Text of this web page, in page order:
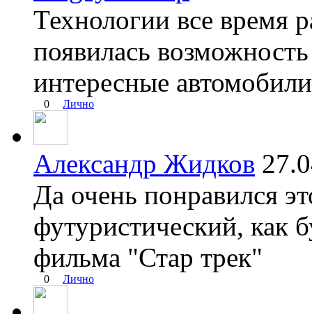
Технологии все время
появилась
интересные
0 Лично
Александр Жидков
Да очень понравился
футуристический, как
фильма "Стар трек"
0 Лично